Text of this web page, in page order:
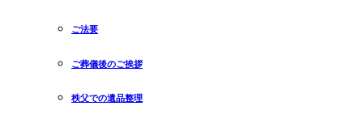
ご法要
ご葬儀後のご挨拶
秩父での遺品整理